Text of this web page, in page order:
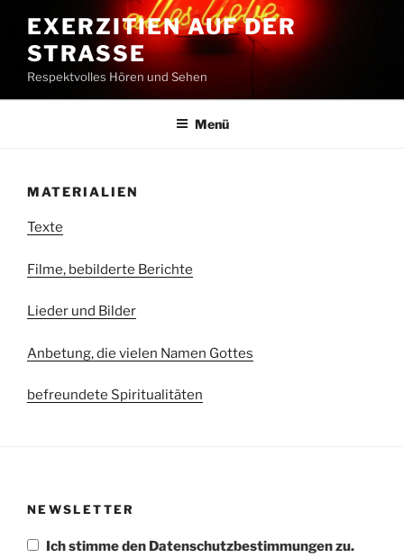
Inhalt
springen
EXERZITIEN AUF DER
STRASSE
Respektvolles Hören und Sehen
Menü
MATERIALIEN
Texte
Filme, bebilderte Berichte
Lieder und Bilder
Anbetung, die vielen Namen Gottes
befreundete Spiritualitäten
NEWSLETTER
Ich stimme den Datenschutzbestimmungen zu.